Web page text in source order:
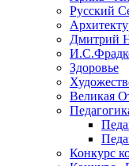
Русский
Дмитрий
Здоровье
Великая
Конкурс